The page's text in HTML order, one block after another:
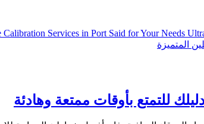
Calibration Services in Port Said for Your Needs
المتميزة
للتمتع بأوقات ممتعة وهادئة